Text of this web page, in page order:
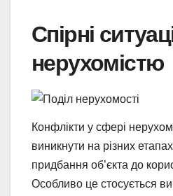
Спірні
нерухомістю
Конфлікти у сфері
виникнути на різних
придбання об’єкта до
Особливо це стосується